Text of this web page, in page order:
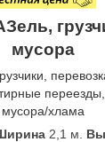
мусора
переезды,
мусора/хлама
2,1 м.